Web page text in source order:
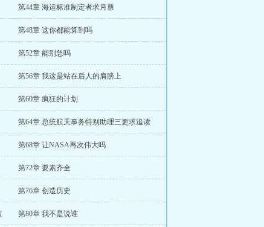
第44章 海运标准制定者求月票
第48章 这你都能算到吗
第52章 能别急吗
第56章 我这是站在后人的肩膀上
第60章 疯狂的计划
第64章 总统航天事务特别助理三更求追读
第68章 让NASA再次伟大吗
第72章 要素齐全
第76章 创造历史
第80章 我不是说谁